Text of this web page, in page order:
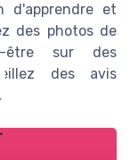
d'apprendre et
des photos de
être sur des
des avis